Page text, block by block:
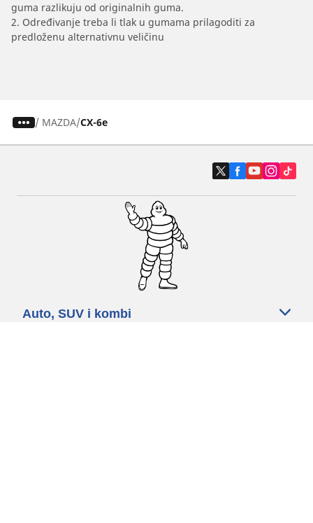
guma razlikuju od originalnih guma.
2. Određivanje treba li tlak u gumama prilagoditi za
predloženu alternativnu veličinu
/ MAZDA CX-6e
Auto, SUV i kombi